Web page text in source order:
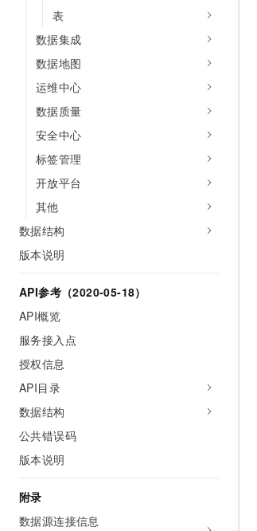
表
数据集成
数据地图
运维中心
数据质量
安全中心
标签管理
开放平台
其他
数据结构
版本说明
API参考（2020-05-18）
API概览
服务接入点
授权信息
API目录
数据结构
公共错误码
版本说明
附录
数据源连接信息